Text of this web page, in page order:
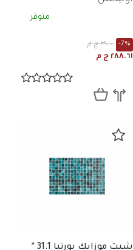
رمادي غامق مط
متوفر
٣١٠.٠٠ ج م -7%
٢٨٨.٦١ ج م
شيت موزايك بورتيا 31.1 *